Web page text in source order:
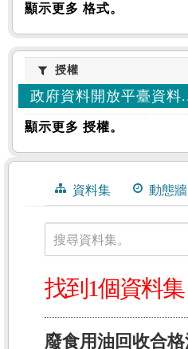
顯示更多 格式。
授權授權
政府資料開放平臺資料
顯示更多 授權。
資料集 動態牆
搜尋資料集。
找到1個資料集
廢食用油回收合